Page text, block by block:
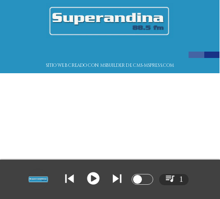
SITIO WEB CREADO CON MSBUILDER DE CMS-MSPRESS.COM
1